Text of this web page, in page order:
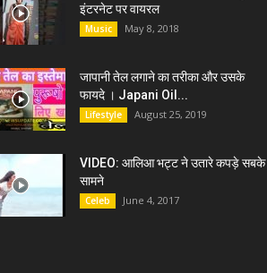
इंटरनेट पर वायरल
Music May 8, 2018
जापानी तेल लगाने का तरीका और उसके
फायदे । Japani Oil...
Lifestyle August 25, 2019
VIDEO: आलिआ भट्ट ने उतारे कपड़े सबके
सामने
Celeb June 4, 2017